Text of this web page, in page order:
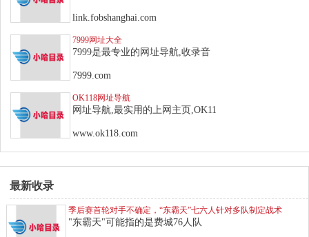
link.fobshanghai.com
7999网址大全
7999是最专业的网址导航,收录音
7999.com
OK118网址导航
网址导航,最实用的上网主页,OK11
www.ok118.com
最新收录
季后赛首轮对手不确定，“东霸天”七六人针对多队制定战术
"东霸天"可能指的是费城76人队